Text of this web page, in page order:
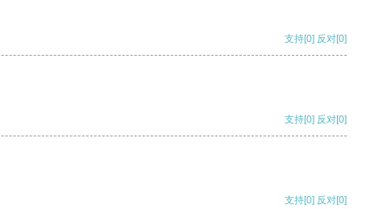
支持[0] 反对[0]
支持[0] 反对[0]
支持[0] 反对[0]